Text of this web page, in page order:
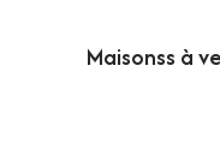
Maisonss à